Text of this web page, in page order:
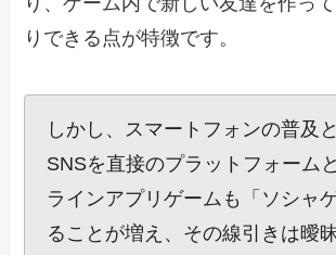
りできる点が特徴です。
しかし、スマートフォンの普及
SNSを直接のプラットフォーム
ラインアプリゲームも「ソシャ
ることが増え、その線引きは曖